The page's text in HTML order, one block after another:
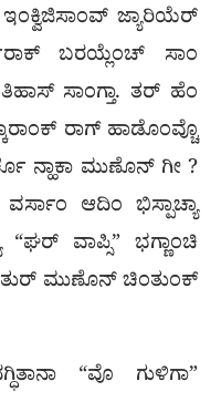
ಜ್ಯಾರಿಯೆರ್
ಬರಯ್ಲೆಂಚ್ ಸಾಂ
ಸಾಂಗ್ತಾ. ತರ್ ಹೆಂ
ರಾಗ್ ಹಾಡೊಂವ್ಚೊ
ನ್ಹಾಕಾ ಮುಣೊನ್ ಗೀ ?
ಆದಿಂ ಭಿಸ್ಪಾಚ್ಯಾ
“ಘರ್ ವಾಪ್ಸಿ” ಭಗ್ಣಾಂಚಿ
ಮುಣೊನ್ ಚಿಂತುಂಕ್
“ವೊ ಗುಳಿಗಾ”